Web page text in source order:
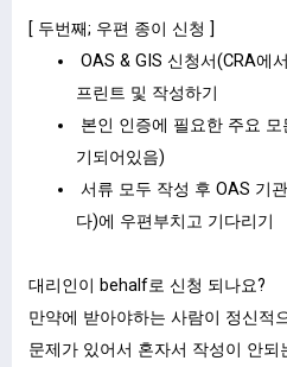
[ 두번째; 우편 종이 신청 ]
OAS & GIS 신청서(CRA에
프린트 및 작성하기
본인 인증에 필요한 주요
기되어있음)
서류 모두 작성 후 OAS 기
다)에 우편부치고 기다리기
대리인이 behalf로 신청 되나요?
만약에 받아야하는 사람이 정신적
문제가 있어서 혼자서 작성이 안